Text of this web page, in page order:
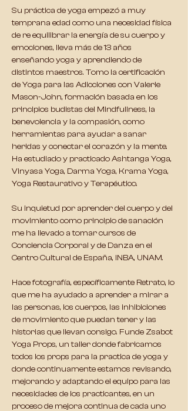
Su práctica de yoga empezó a muy
temprana edad como una necesidad física
de re equilibrar la energía de su cuerpo y
emociones, lleva más de 13 años
enseñando yoga y aprendiendo de
distintos maestros. Tomo la certificación
de Yoga para las Adicciones con Valerie
Mason-John, formación basada en los
principios budistas del Mindfullness, la
benevolencia y la compasión, como
herramientas para ayudar a sanar
heridas y conectar el corazón y la mente.
Ha estudiado y practicado Ashtanga Yoga,
Vinyasa Yoga, Darma Yoga, Krama Yoga,
Yoga Restaurativo y Terapéutico.
Su inquietud por aprender del cuerpo y del
movimiento como principio de sanación
me ha llevado a tomar cursos de
Conciencia Corporal y de Danza en el
Centro Cultural de España, INBA, UNAM.
Hace fotografía, específicamente Retrato, lo
que me ha ayudado a aprender a mirar a
las personas, los cuerpos, las inhibiciones
de movimiento que puedan tener y las
historias que llevan consigo. Funde Zsabot
Yoga Props, un taller donde fabricamos
todos los props para la practica de yoga y
donde continuamente estamos revisando,
mejorando y adaptando el equipo para las
necesidades de los practicantes, en un
proceso de mejora continua de cada uno